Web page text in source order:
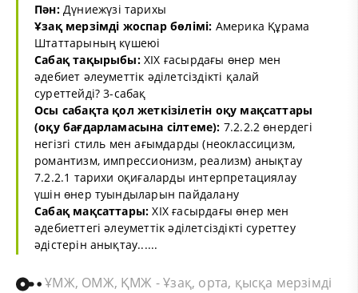
Пән:Дүниежүзі тарихы
Ұзақ мерзімді жоспар бөлімі: Америка Құрама
Штаттарының күшеюі
Сабақ тақырыбы:XІX ғасырдағы өнер мен
әдебиет әлеуметтік әділетсіздікті қалай
суреттейді? 3-сабақ
Осы сабақта қол жеткізілетін оқу мақсаттары
(оқу бағдарламасына сілтеме): 7.2.2.2 өнердегі
негізгі стиль мен ағымдарды (неоклассицизм,
романтизм, импрессионизм, реализм) анықтау
7.2.2.1 тарихи оқиғаларды интерпретациялау
үшін өнер туындыларын пайдалану
Сабақ мақсаттары: ХІХ ғасырдағы өнер мен
әдебиеттегі әлеуметтік әділетсіздікті суреттеу
әдістерін анықтау......
ҰМЖ, ОМЖ, ҚМЖ - Ұзақ, орта, қысқа мерзімді